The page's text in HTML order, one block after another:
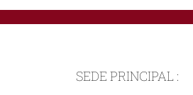
SEDE PRINCIPAL :